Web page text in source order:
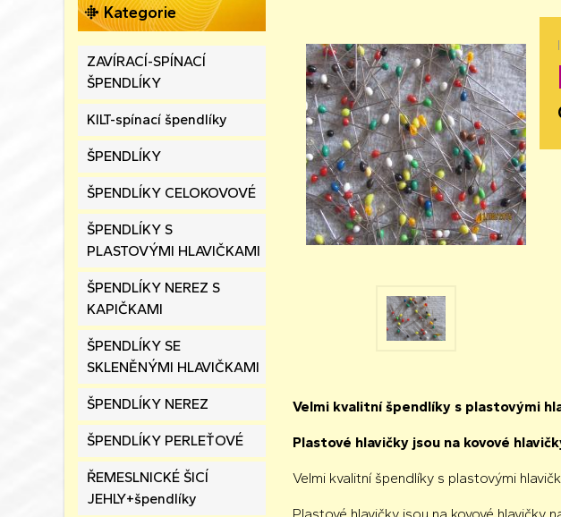
Kategorie
ZAVÍRACÍ-SPÍNACÍ
ŠPENDLÍKY
KILT-spínací špendlíky
ŠPENDLÍKY
ŠPENDLÍKY CELOKOVOVÉ
ŠPENDLÍKY S
PLASTOVÝMI HLAVIČKAMI
ŠPENDLÍKY NEREZ S
KAPIČKAMI
ŠPENDLÍKY SE
SKLENĚNÝMI HLAVIČKAMI
ŠPENDLÍKY NEREZ
ŠPENDLÍKY PERLEŤOVÉ
ŘEMESLNICKÉ ŠICÍ
JEHLY+špendlíky
Velmi kvalitní špendlíky s plastovými
Plastové hlavičky jsou na kovové
Velmi kvalitní špendlíky s plastovými